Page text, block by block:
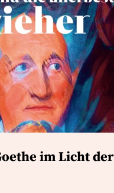
im Licht der